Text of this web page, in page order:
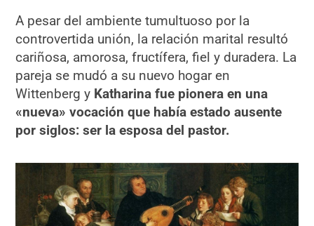
A pesar del ambiente tumultuoso por la
controvertida unión, la relación marital resultó
cariñosa, amorosa, fructífera, fiel y duradera. La
pareja se mudó a su nuevo hogar en
Wittenberg y Katharina fue pionera en una
«nueva» vocación que había estado ausente
por siglos: ser la esposa del pastor.